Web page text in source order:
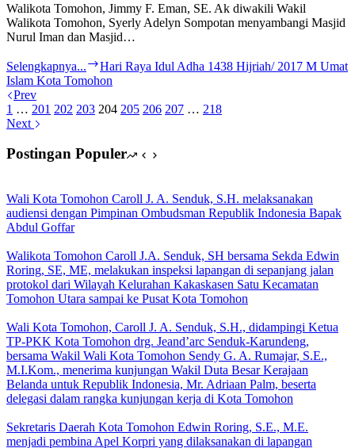
Walikota Tomohon, Jimmy F. Eman, SE. Ak diwakili Wakil
Walikota Tomohon, Syerly Adelyn Sompotan menyambangi Masjid
Nurul Iman dan Masjid…
Selengkapnya...
Hari Raya Idul Adha 1438 Hijriah/ 2017 M Umat
Islam Kota Tomohon
Prev
1 … 201 202 203 204 205 206 207 … 218
Next
Postingan Populer
Wali Kota Tomohon Caroll J. A. Senduk, S.H. melaksanakan
audiensi dengan Pimpinan Ombudsman Republik Indonesia Bapak
Abdul Goffar
Walikota Tomohon Caroll J.A. Senduk, SH bersama Sekda Edwin
Roring, SE, ME, melakukan inspeksi lapangan di sepanjang jalan
protokol dari Wilayah Kelurahan Kakaskasen Satu Kecamatan
Tomohon Utara sampai ke Pusat Kota Tomohon
Wali Kota Tomohon, Caroll J. A. Senduk, S.H., didampingi Ketua
TP-PKK Kota Tomohon drg. Jeand’arc Senduk-Karundeng,
bersama Wakil Wali Kota Tomohon Sendy G. A. Rumajar, S.E.,
M.I.Kom., menerima kunjungan Wakil Duta Besar Kerajaan
Belanda untuk Republik Indonesia, Mr. Adriaan Palm, beserta
delegasi dalam rangka kunjungan kerja di Kota Tomohon
Sekretaris Daerah Kota Tomohon Edwin Roring, S.E., M.E.
menjadi pembina Apel Korpri yang dilaksanakan di lapangan